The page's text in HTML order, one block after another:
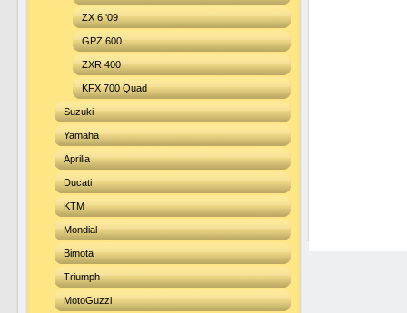
ZX 6 '09
GPZ 600
ZXR 400
KFX 700 Quad
Suzuki
Yamaha
Aprilia
Ducati
KTM
Mondial
Bimota
Triumph
MotoGuzzi